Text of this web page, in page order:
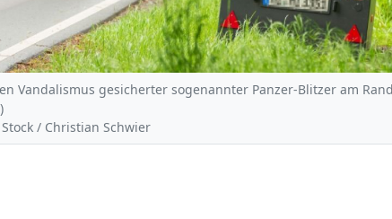
Vandalismus gesicherter sogenannter Panzer-Blitzer am
/ Christian Schwier